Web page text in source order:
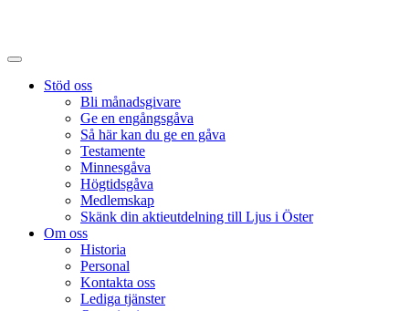
Stöd oss
Bli månadsgivare
Ge en engångsgåva
Så här kan du ge en gåva
Testamente
Minnesgåva
Högtidsgåva
Medlemskap
Skänk din aktieutdelning till Ljus i Öster
Om oss
Historia
Personal
Kontakta oss
Lediga tjänster